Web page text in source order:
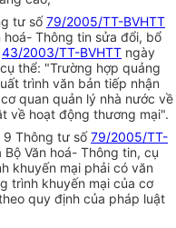
tư số79/2005/TT-BVHTT
hoá- Thông tin sửa đổi, bổ
43/2003/TT-BVHTT ngày
thể: "Trường hợp quảng
trình văn bản tiếp nhận
quan quản lý nhà nước về
về hoạt động thương mại".
9 Thông tư số79/2005/TT-
Văn hoá- Thông tin, cụ
khuyến mại phải có văn
trình khuyến mại của cơ
quy định của pháp luật